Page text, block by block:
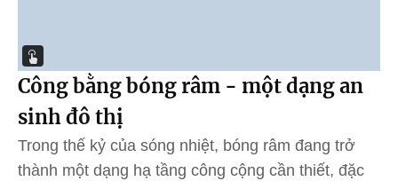
Công bằng bóng râm - một dạng an
sinh đô thị
Trong thế kỷ của sóng nhiệt, bóng râm đang trở
thành một dạng hạ tầng công cộng cần thiết, đặc